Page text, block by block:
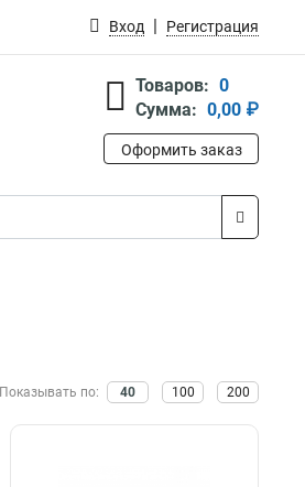
Вход Регистрация
Товаров: 0
Сумма: 0,00 ₽
Оформить заказ
Показывать по: 40 100 200